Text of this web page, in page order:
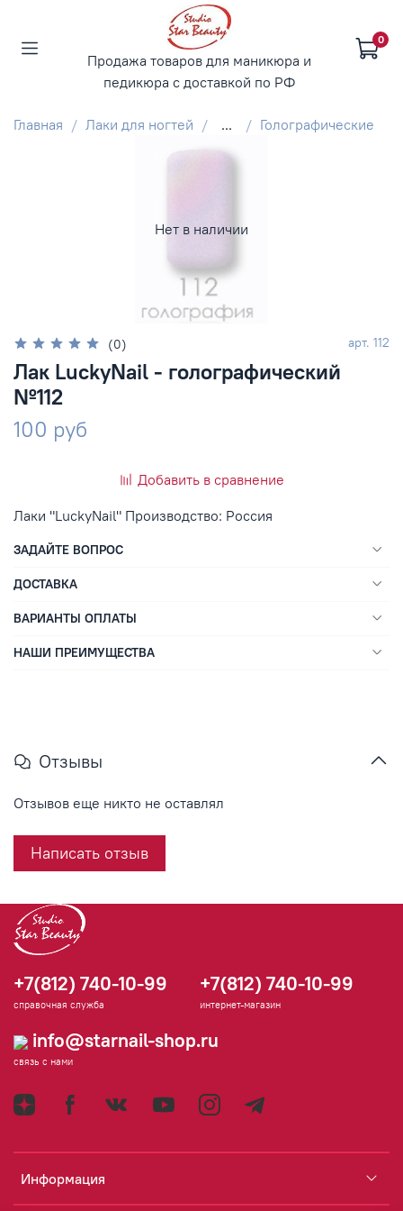
Продажа товаров для маникюра и
педикюра с доставкой по РФ
0
Главная Лаки для ногтей ... Голографические
Нет в наличии
(0) арт. 112
Лак LuckyNail - голографический
№112
100 руб
Добавить в сравнение
ЗАДАЙТЕ ВОПРОС
ДОСТАВКА
ВАРИАНТЫ ОПЛАТЫ
НАШИ ПРЕИМУЩЕСТВА
Лаки "LuckyNail" Производство: Россия
Отзывы
Отзывов еще никто не оставлял
Написать отзыв
Информация
+7(812) 740-10-99
справочная служба
+7(812) 740-10-99
интернет-магазин
info@starnail-shop.ru
связь с нами